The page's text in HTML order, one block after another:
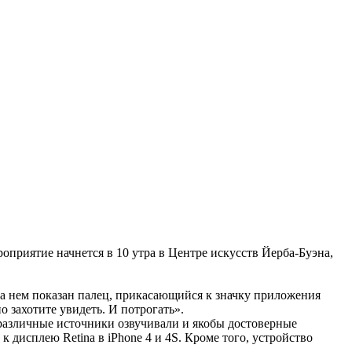
начнется в 10 утра в Центре искусств Йерба-Буэна,
показан палец, прикасающийся к значку приложения
захотите увидеть. И потрогать».
источники озвучивали и якобы достоверные
дисплею Retina в iPhone 4 и 4S. Кроме того, устройство